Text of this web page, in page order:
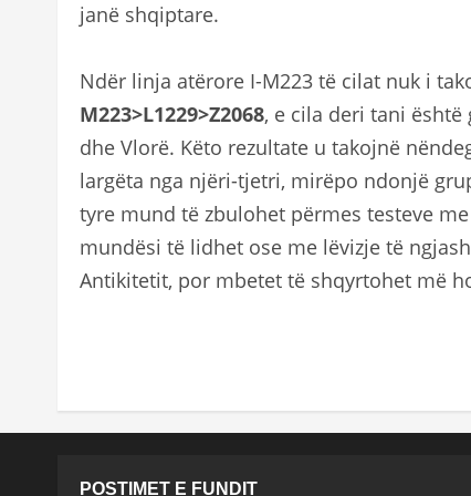
janë shqiptare.
Ndër linja atërore I-M223 të cilat nuk i
M223>L1229>Z2068, e cila deri tani është
dhe Vlorë. Këto rezultate u takojnë
largëta nga njëri-tjetri, mirëpo ndonjë
tyre mund të zbulohet përmes testeve
mundësi të lidhet ose me lëvizje të
Antikitetit, por mbetet të shqyrtohet më
POSTIMET E FUNDIT